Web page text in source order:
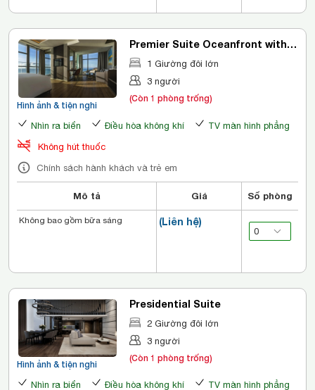
Hình ảnh & tiện nghi
Premier Suite Oceanfront with
Balcony
1 Giường đôi lớn
3 người
(Còn 1 phòng trống)
Nhìn ra biển Điều hòa không khí
TV màn hình phẳng
Không hút thuốc
Chính sách hành khách và trẻ em
Mô tả Giá Số phòng
(Liên hệ)
Không bao gồm bữa sáng
Hình ảnh & tiện nghi
Presidential Suite
2 Giường đôi lớn
3 người
(Còn 1 phòng trống)
Nhìn ra biển Điều hòa không khí
TV màn hình phẳng